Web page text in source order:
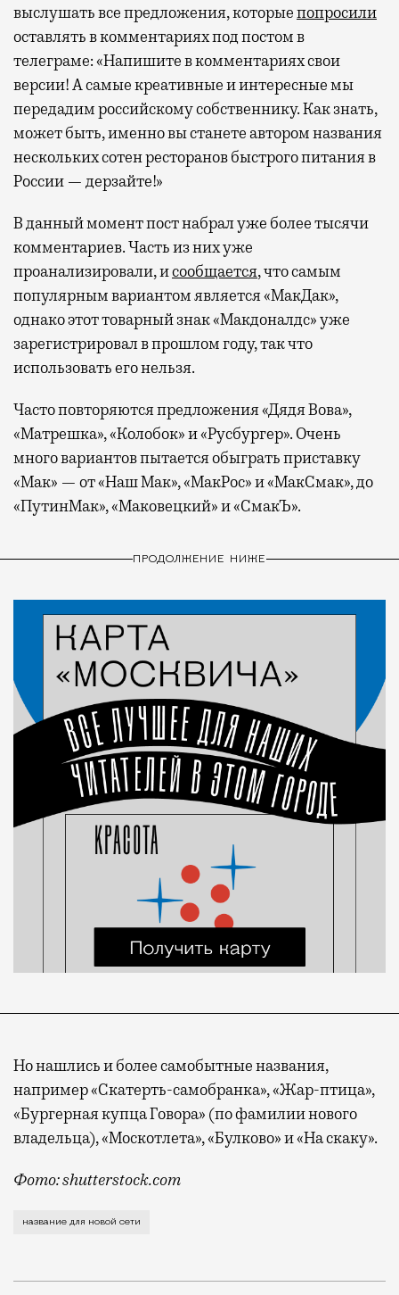
выслушать все предложения, которыепопросили
оставлять в комментариях под постом в
телеграме: «Напишите в комментариях свои
версии! А самые креативные и интересные мы
передадим российскому собственнику. Как знать,
может быть, именно вы станете автором названия
нескольких сотен ресторанов быстрого питания в
России — дерзайте!»
В данный момент пост набрал уже более тысячи
комментариев. Часть из них уже
проанализировали, исообщается, что самым
популярным вариантом является «МакДак»,
однако этот товарный знак «Макдоналдс» уже
зарегистрировал в прошлом году, так что
использовать его нельзя.
Часто повторяются предложения «Дядя Вова»,
«Матрешка», «Колобок» и «Русбургер». Очень
много вариантов пытается обыграть приставку
«Мак» — от «Наш Мак», «МакРос» и «МакСмак», до
«ПутинМак», «Маковецкий» и «СмакЪ».
ПРОДОЛЖЕНИЕ НИЖЕ
Но нашлись и более самобытные названия,
например «Скатерть-самобранка», «Жар-птица»,
«Бургерная купца Говора» (по фамилии нового
владельца), «Москотлета», «Булково» и «На скаку».
Фото: shutterstock.com
Предложить имя для сети может любой желающий и
название для новой сети